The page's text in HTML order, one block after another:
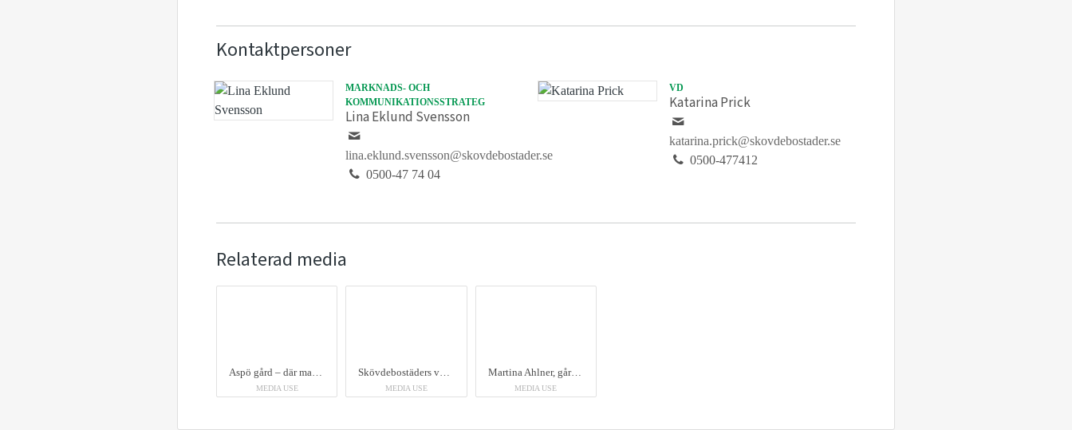
Kontaktpersoner
MARKNADS- OCH
KOMMUNIKATIONSSTRATEG
Lina Eklund Svensson
lina.eklund.svensson@skovdebostader.se
0500-47 74 04
VD
Katarina Prick
katarina.prick@skovdebostader.se
0500-477412
Relaterad media
Aspö gård – där man som besökare kunde vara utomhus och hålla social distans – var extra populär i år. Foto: Mikael Ljungström/Scandphoto
MEDIA USE
Skövdebostäders vd Katarina Prick. Foto: Mikael Ljungström/Scandphoto
MEDIA USE
Martina Ahlner, gårdsvärd på Skövdebostäder. Foto: Mikael Ljungström/Scandphoto
MEDIA USE